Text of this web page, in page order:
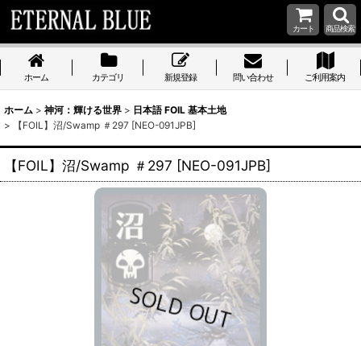
カート 商品検索
ホーム カテゴリ 新規登録 問い合わせ ご利用案内
ホーム > 神河：輝ける世界 > 日本語 FOIL 基本土地
>
【FOIL】沼/Swamp ＃297 [NEO-091JPB]
【FOIL】沼/Swamp ＃297 [NEO-091JPB]